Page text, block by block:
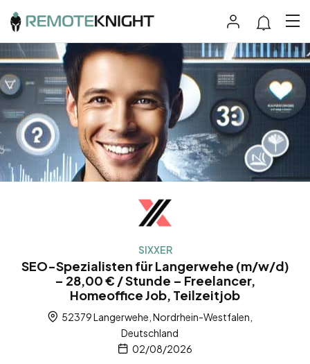
SIXXER
SEO-Spezialisten für Langerwehe (m/w/d)
– 28,00 € / Stunde – Freelancer,
Homeoffice Job, Teilzeitjob
52379 Langerwehe, Nordrhein-Westfalen,
Deutschland
02/08/2026